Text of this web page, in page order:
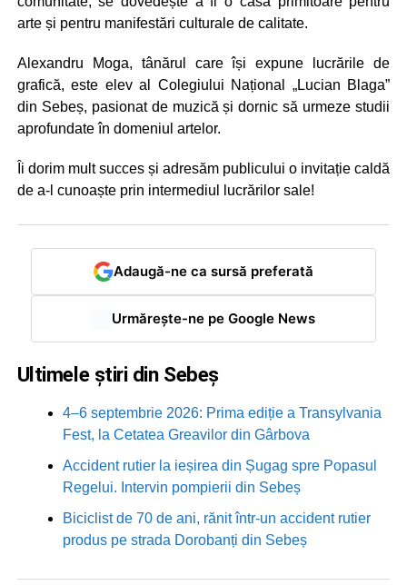
arte și pentru manifestări culturale de calitate.
Alexandru Moga, tânărul care își expune lucrările de
grafică, este elev al Colegiului Național „Lucian Blaga”
din Sebeș, pasionat de muzică și dornic să urmeze studii
aprofundate în domeniul artelor.
Îi dorim mult succes și adresăm publicului o invitație caldă
de a-l cunoaște prin intermediul lucrărilor sale!
Adaugă-ne ca sursă preferată
Urmărește-ne pe Google News
Ultimele știri din Sebeș
4–6 septembrie 2026: Prima ediție a Transylvania
Fest, la Cetatea Greavilor din Gârbova
Accident rutier la ieșirea din Șugag spre Popasul
Regelui. Intervin pompierii din Sebeș
Biciclist de 70 de ani, rănit într-un accident rutier
produs pe strada Dorobanți din Sebeș